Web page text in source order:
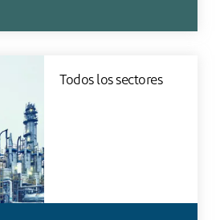
Todos los sectores